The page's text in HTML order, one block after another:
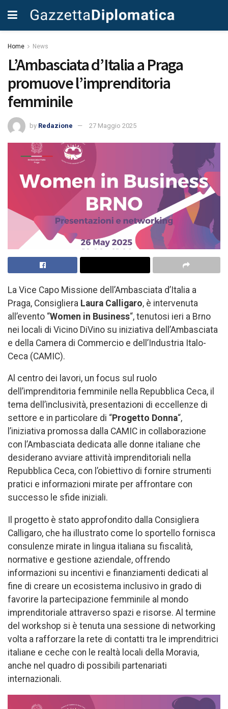
Home News
L’Ambasciata d’Italia a Praga
promuove l’imprenditoria
femminile
by Redazione 27 Maggio 2025
La Vice Capo Missione dell’Ambasciata d’Italia a
Praga, Consigliera Laura Calligaro, è intervenuta
all’evento “Women in Business“, tenutosi ieri a Brno
nei locali di Vicino DiVino su iniziativa dell’Ambasciata
e della Camera di Commercio e dell’Industria Italo-
Ceca (CAMIC).
Al centro dei lavori, un focus sul ruolo
dell’imprenditoria femminile nella Repubblica Ceca, il
tema dell’inclusività, presentazioni di eccellenze di
settore e in particolare di “Progetto Donna“,
l’iniziativa promossa dalla CAMIC in collaborazione
con l’Ambasciata dedicata alle donne italiane che
desiderano avviare attività imprenditoriali nella
Repubblica Ceca, con l’obiettivo di fornire strumenti
pratici e informazioni mirate per affrontare con
successo le sfide iniziali.
Il progetto è stato approfondito dalla Consigliera
Calligaro, che ha illustrato come lo sportello fornisca
consulenze mirate in lingua italiana su fiscalità,
normative e gestione aziendale, offrendo
informazioni su incentivi e finanziamenti dedicati al
fine di creare un ecosistema inclusivo in grado di
favorire la partecipazione femminile al mondo
imprenditoriale attraverso spazi e risorse. Al termine
del workshop si è tenuta una sessione di networking
volta a rafforzare la rete di contatti tra le imprenditrici
italiane e ceche con le realtà locali della Moravia,
anche nel quadro di possibili partenariati
internazionali.